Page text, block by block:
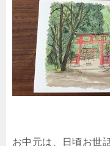
お中元は、日頃お世